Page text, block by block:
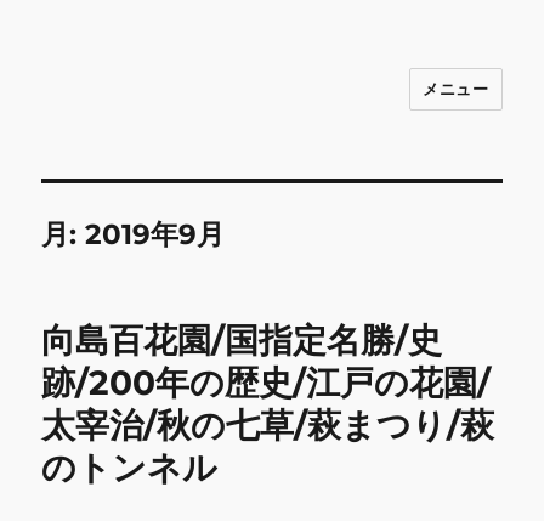
INNOCENCE ～日常に彩りを～ フ
物 etc販売 江戸川区瑞江
メニュー
月:2019年9月
向島百花園/国指定名勝/史
跡/200年の歴史/江戸の花園/
太宰治/秋の七草/萩まつり/萩
のトンネル